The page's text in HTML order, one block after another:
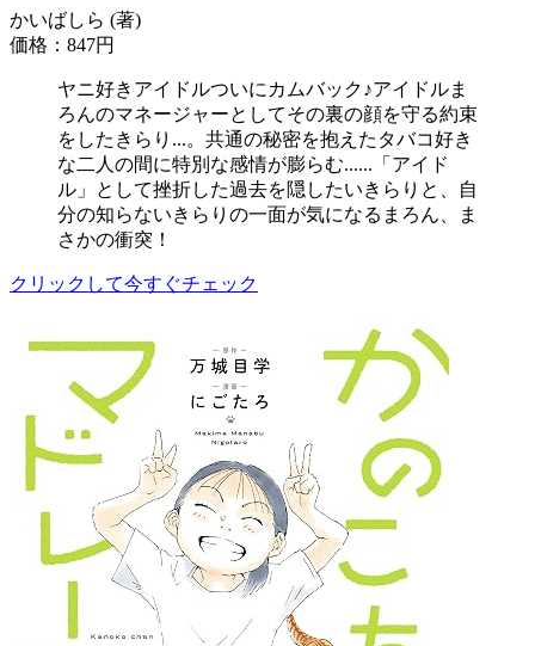
かいばしら (著)
価格：847円
ヤニ好きアイドルついにカムバック♪アイドルま
ろんのマネージャーとしてその裏の顔を守る約束
をしたきらり...。共通の秘密を抱えたタバコ好き
な二人の間に特別な感情が膨らむ......「アイド
ル」として挫折した過去を隠したいきらりと、自
分の知らないきらりの一面が気になるまろん、ま
さかの衝突！
クリックして今すぐチェック